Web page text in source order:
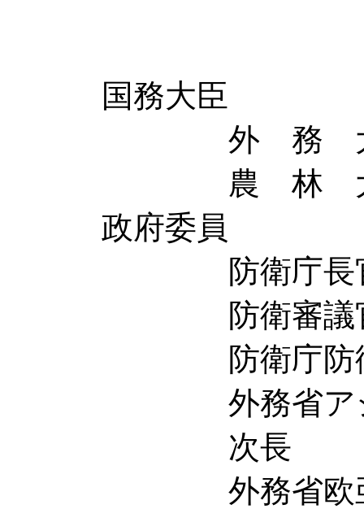
国務大臣
外 務 大 臣
農 林 大 臣
政府委員
防衛庁長官
防衛審議官
防衛庁防衛局
外務省アジ
次長 大
外務省欧亜